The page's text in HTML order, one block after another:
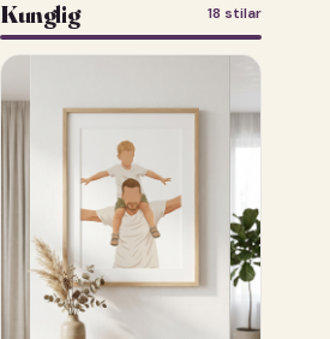
Kunglig 18 stilar